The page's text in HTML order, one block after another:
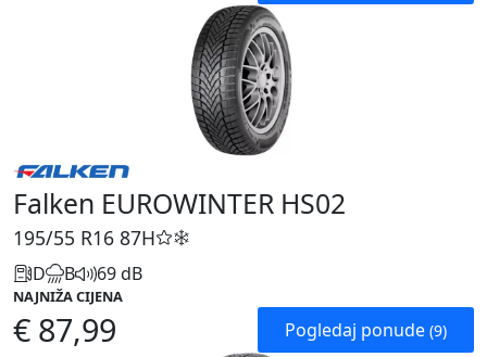
Falken EUROWINTER HS02
195/55 R16 87H
D B 69 dB
NAJNIŽA CIJENA
€ 87,99 Pogledaj ponude (9)